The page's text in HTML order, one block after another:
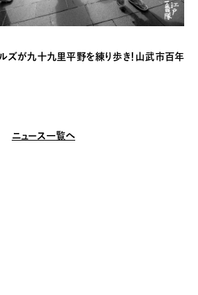
ズが九十九里平野を練り歩き！山武市百年
ニュース一覧へ